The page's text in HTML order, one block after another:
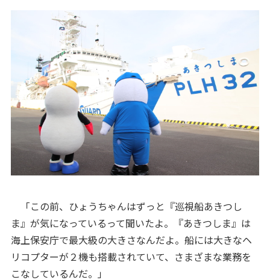
「この前、ひょうちゃんはずっと『巡視船あきつし
ま』が気になっているって聞いたよ。『あきつしま』は
海上保安庁で最大級の大きさなんだよ。船には大きなヘ
リコプターが２機も搭載されていて、さまざまな業務を
こなしているんだ。」